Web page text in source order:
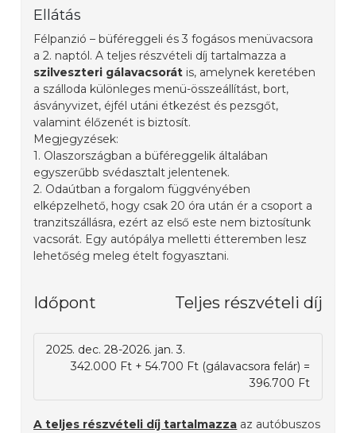
Ellátás
Félpanzió – büféreggeli és 3 fogásos menüvacsora
a 2. naptól. A teljes részvételi díj tartalmazza a
szilveszteri gálavacsorát is, amelynek keretében
a szálloda különleges menü-összeállítást, bort,
ásványvizet, éjfél utáni étkezést és pezsgőt,
valamint élőzenét is biztosít.
Megjegyzések:
1. Olaszországban a büféreggelik általában
egyszerűbb svédasztalt jelentenek.
2. Odaútban a forgalom függvényében
elképzelhető, hogy csak 20 óra után ér a csoport a
tranzitszállásra, ezért az első este nem biztosítunk
vacsorát. Egy autópálya melletti étteremben lesz
lehetőség meleg ételt fogyasztani.
Időpont Teljes részvételi díj
2025. dec. 28-2026. jan. 3.
342.000 Ft + 54.700 Ft (gálavacsora felár) =
396.700 Ft
A teljes részvételi díj tartalmazza az autóbuszos